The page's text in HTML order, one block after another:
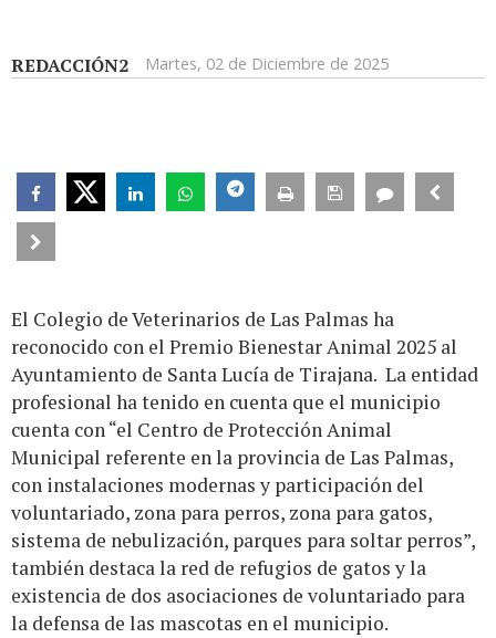
REDACCIÓN2 Martes, 02 de Diciembre de 2025
El Colegio de Veterinarios de Las Palmas ha
reconocido con el Premio Bienestar Animal 2025 al
Ayuntamiento de Santa Lucía de Tirajana. La entidad
profesional ha tenido en cuenta que el municipio
cuenta con “el Centro de Protección Animal
Municipal referente en la provincia de Las Palmas,
con instalaciones modernas y participación del
voluntariado, zona para perros, zona para gatos,
sistema de nebulización, parques para soltar perros”,
también destaca la red de refugios de gatos y la
existencia de dos asociaciones de voluntariado para
la defensa de las mascotas en el municipio.